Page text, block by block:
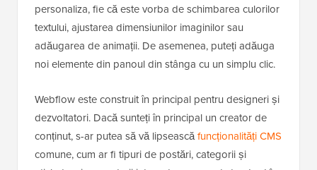
personaliza, fie că este vorba de schimbarea culorilor
textului, ajustarea dimensiunilor imaginilor sau
adăugarea de animații. De asemenea, puteți adăuga
noi elemente din panoul din stânga cu un simplu clic.
Webflow este construit în principal pentru designeri și
dezvoltatori. Dacă sunteți în principal un creator de
conținut, s-ar putea să vă lipseascăfuncționalități CMS
comune, cum ar fi tipuri de postări, categorii și